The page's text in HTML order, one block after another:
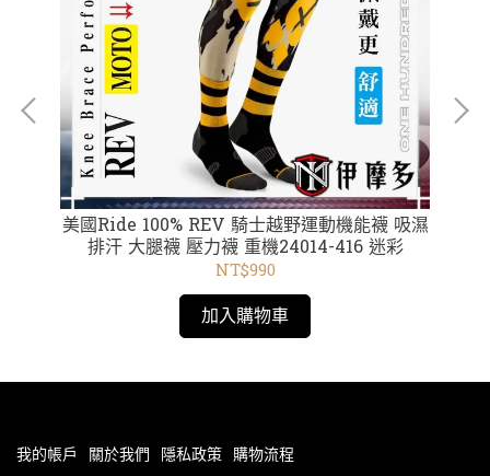
美國Ride 100% REV 騎士越野運動機能襪 吸濕
排汗 大腿襪 壓力襪 重機24014-416 迷彩
NT$990
加入購物車
我的帳戶 關於我們 隱私政策 購物流程